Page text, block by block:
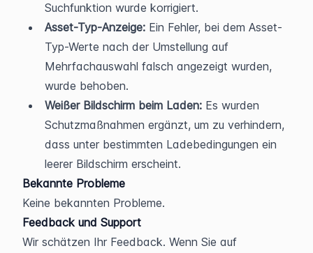
Suchfunktion wurde korrigiert.
Asset-Typ-Anzeige: Ein Fehler, bei dem Asset-
Typ-Werte nach der Umstellung auf
Mehrfachauswahl falsch angezeigt wurden,
wurde behoben.
Weißer Bildschirm beim Laden: Es wurden
Schutzmaßnahmen ergänzt, um zu verhindern,
dass unter bestimmten Ladebedingungen ein
leerer Bildschirm erscheint.
Bekannte Probleme
Keine bekannten Probleme.
Feedback und Support
Wir schätzen Ihr Feedback. Wenn Sie auf